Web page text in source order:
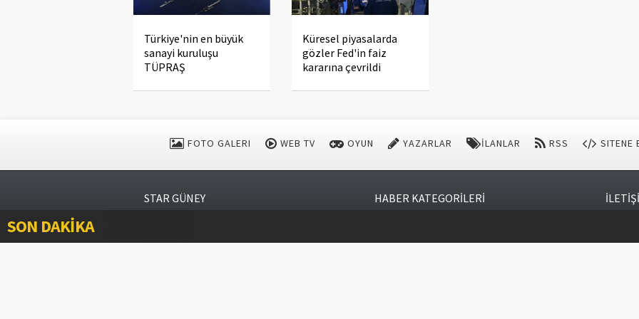
Türkiye'nin en büyük
sanayi kuruluşu
TÜPRAŞ
Küresel piyasalarda
gözler Fed'in faiz
kararına çevrildi
FOTO GALERI WEB TV OYUN YAZARLAR İLANLAR RSS SITENE
STAR GÜNEY HABER KATEGORİLERİ
Varyap
SON DAKİKA